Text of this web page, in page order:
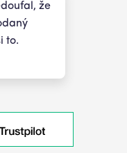
že
to.